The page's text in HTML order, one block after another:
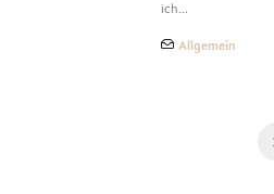
ich…
Allgemein